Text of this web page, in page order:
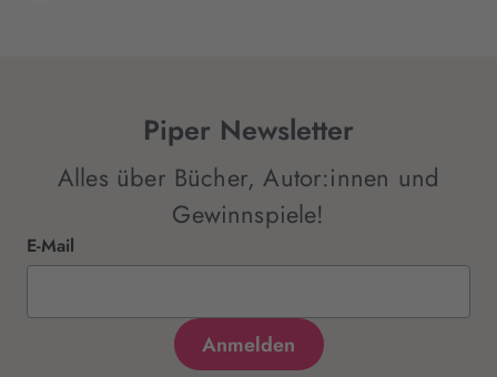
Piper Newsletter
Alles über Bücher, Autor:innen und
Gewinnspiele!
E-Mail